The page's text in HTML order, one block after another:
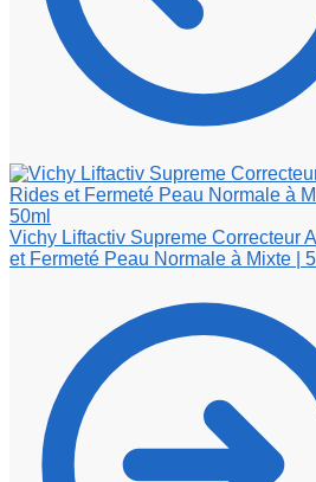
Vichy Liftactiv Supreme Correcteur
et Fermeté Peau Normale à Mixte |